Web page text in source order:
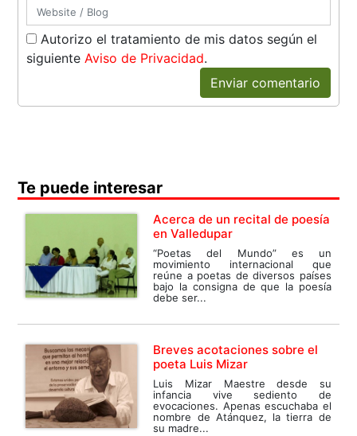
Autorizo el tratamiento de mis datos según el
siguienteAviso de Privacidad.
Enviar comentario
Te puede interesar
Acerca de un recital de poesía
en Valledupar
“Poetas del Mundo” es un
movimiento internacional que
reúne a poetas de diversos países
bajo la consigna de que la poesía
debe ser...
Breves acotaciones sobre el
poeta Luis Mizar
Luis Mizar Maestre desde su
infancia vive sediento de
evocaciones. Apenas escuchaba el
nombre de Atánquez, la tierra de
su madre...